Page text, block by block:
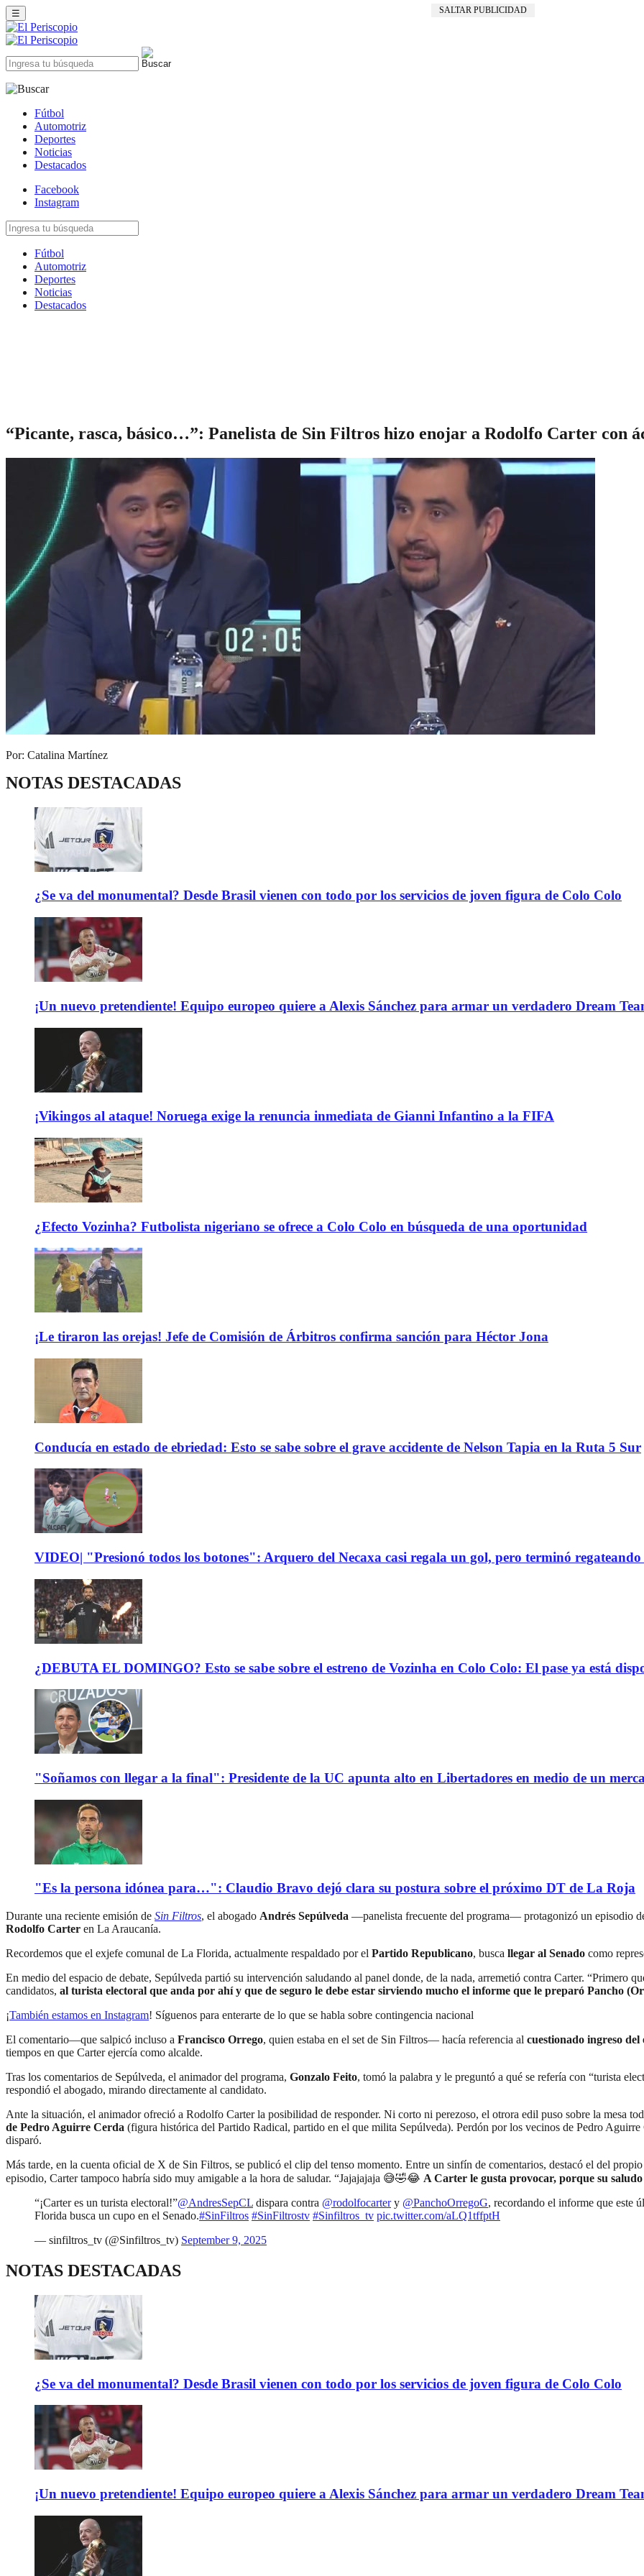
SALTAR PUBLICIDAD
☰
Fútbol
Automotriz
Deportes
Noticias
Destacados
Facebook
Instagram
Fútbol
Automotriz
Deportes
Noticias
Destacados
“Picante, rasca, básico…”: Panelista de Sin Filtros hizo enojar a Rodolfo Carter con
Por: Catalina Martínez
NOTAS DESTACADAS
¿Se va del monumental? Desde Brasil vienen con todo por los servicios de joven figura de Colo Colo
¡Un nuevo pretendiente! Equipo europeo quiere a Alexis Sánchez para armar un verdadero Dream
¡Vikingos al ataque! Noruega exige la renuncia inmediata de Gianni Infantino a la FIFA
¿Efecto Vozinha? Futbolista nigeriano se ofrece a Colo Colo en búsqueda de una oportunidad
¡Le tiraron las orejas! Jefe de Comisión de Árbitros confirma sanción para Héctor Jona
Conducía en estado de ebriedad: Esto se sabe sobre el grave accidente de Nelson Tapia en la Ruta 5 Sur
VIDEO| "Presionó todos los botones": Arquero del Necaxa casi regala un gol, pero terminó
¿DEBUTA EL DOMINGO? Esto se sabe sobre el estreno de Vozinha en Colo Colo: El pase ya está
"Soñamos con llegar a la final": Presidente de la UC apunta alto en Libertadores en medio de un
"Es la persona idónea para…": Claudio Bravo dejó clara su postura sobre el próximo DT de La Roja
Durante una reciente emisión de Sin Filtros, el abogado Andrés Sepúlveda —panelista frecuente del programa— protagonizó un episodio
Rodolfo Carter en La Araucanía.
Recordemos que el exjefe comunal de La Florida, actualmente respaldado por el Partido Republicano, busca llegar al Senado como
En medio del espacio de debate, Sepúlveda partió su intervención saludando al panel donde, de la nada, arremetió contra Carter. “Primero
candidatos, al turista electoral que anda por ahí y que de seguro le debe estar sirviendo mucho el informe que le preparó Pancho
¡También estamos en Instagram! Síguenos para enterarte de lo que se habla sobre contingencia nacional
El comentario—que salpicó incluso a Francisco Orrego, quien estaba en el set de Sin Filtros— hacía referencia al cuestionado ingreso
tiempos en que Carter ejercía como alcalde.
Tras los comentarios de Sepúlveda, el animador del programa, Gonzalo Feito, tomó la palabra y le preguntó a qué se refería con “turista
respondió el abogado, mirando directamente al candidato.
Ante la situación, el animador ofreció a Rodolfo Carter la posibilidad de responder. Ni corto ni perezoso, el otrora edil puso sobre la mesa
de Pedro Aguirre Cerda (figura histórica del Partido Radical, partido en el que milita Sepúlveda). Perdón por los vecinos de Pedro
disparó.
Más tarde, en la cuenta oficial de X de Sin Filtros, se publicó el clip del tenso momento. Entre un sinfín de comentarios, destacó el del
episodio, Carter tampoco habría sido muy amigable a la hora de saludar. “Jajajajaja 😅🤣😂 A Carter le gusta provocar, porque su
“¡Carter es un turista electoral!”@AndresSepCL dispara contra @rodolfocartery @PanchoOrregoG, recordando el informe que este
Florida busca un cupo en el Senado.#SinFiltros #SinFiltrostv #Sinfiltros_tv pic.twitter.com/aLQ1tffptH
— sinfiltros_tv (@Sinfiltros_tv) September 9, 2025
NOTAS DESTACADAS
¿Se va del monumental? Desde Brasil vienen con todo por los servicios de joven figura de Colo Colo
¡Un nuevo pretendiente! Equipo europeo quiere a Alexis Sánchez para armar un verdadero Dream